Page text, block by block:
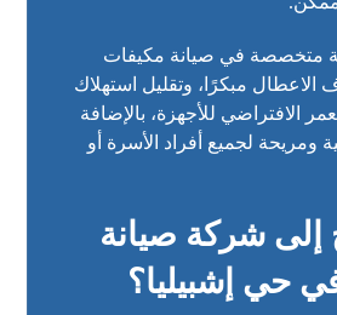
متخصصة في صيانة مكيفات
مبكرًا، وتقليل استهلاك
الافتراضي للأجهزة، بالإضافة
ومريحة لجميع أفراد الأسرة أو
إلى شركة صيانة
حي إشبيليا؟